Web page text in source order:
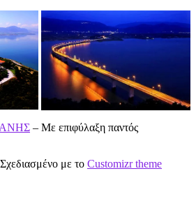
– Με επιφύλαξη παντός
με το Customizr theme